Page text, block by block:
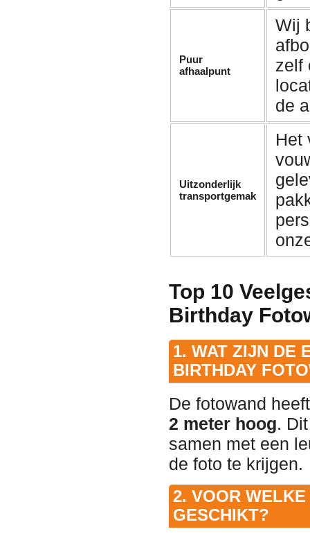
Puur
afhaalpunt
Wij
zelf
de
Uitzonderlijk
transportgemak
Het
Top 10
Birthday
1. WAT ZIJN DE
BIRTHDAY
De fotowand
2 meter hoog.
samen met een
de foto te krijgen.
2. VOOR
GESCHIKT?